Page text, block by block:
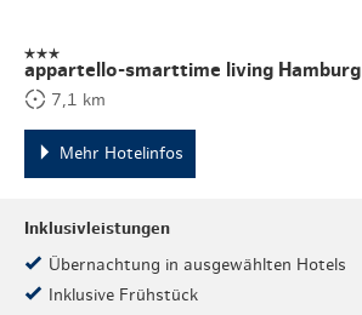
appartello-smarttime living Hamburg
7,1 km
Mehr Hotelinfos
Inklusivleistungen
Übernachtung in ausgewählten Hotels
Inklusive Frühstück